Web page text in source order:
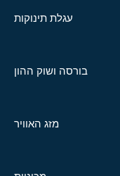
עגלת תינוקות
בורסה ושוק ההון
מזג האוויר